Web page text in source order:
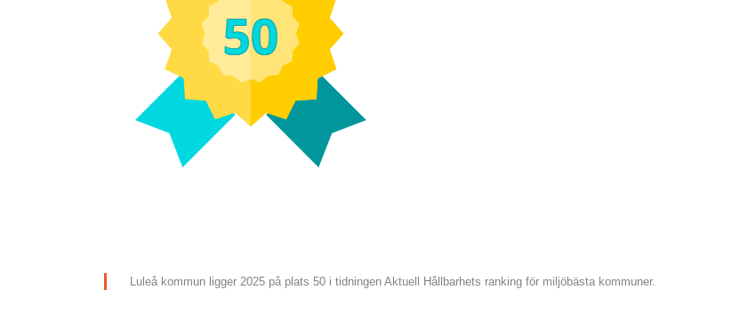
Luleå kommun ligger 2025 på plats 50 i tidningen Aktuell Hållbarhets ranking för miljöbästa kommuner.